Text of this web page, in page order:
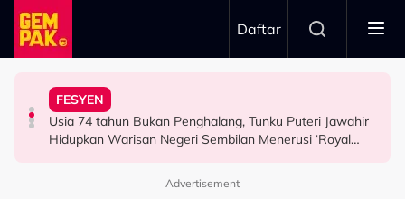
Skip to main content
Daftar
HIBURAN
“Saya Memang Suka Gaya Streetwear…” - Ezaidi Aziz
FESYEN
Usia 74 tahun Bukan Penghalang, Tunku Puteri Jawahir
Hidupkan Warisan Negeri Sembilan Menerusi ‘Royal
BERITA
Tertelan Serpihan Lidi Sate, Wanita Saman Singapore
Airlines
HIBURAN
Permintaan Aneh Jared Leto Di Lokasi, Minta Nelayan
Tangkap Ikan Segar Setiap Hari
Advertisement